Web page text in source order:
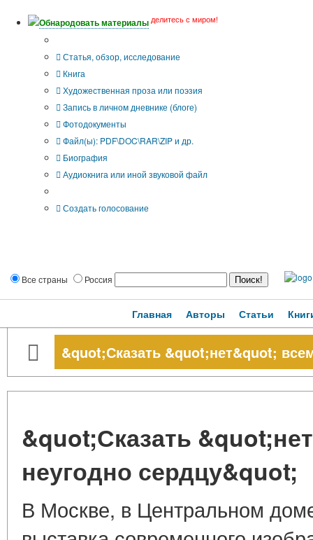
Обнародовать материалы делитесь с миром!
Статья, обзор, исследование
Книга
Художественная проза или поэзия
Запись в личном дневнике (блоге)
Фотодокументы
Файл(ы): PDF\DOC\RAR\ZIP и др.
Биография
Аудиокнига или иной звуковой файл
Создать голосование
Все страны Россия
Главная Авторы Статьи
&quot;Сказать &quot;нет&quot;
&quot;Сказать
неугодно сердцу&quot;
В Москве, в Центральном